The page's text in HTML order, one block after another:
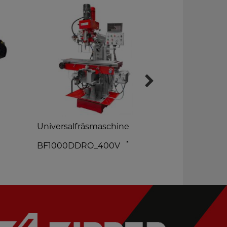
Universalfräsmaschine
BF1000DDRO_400V
*